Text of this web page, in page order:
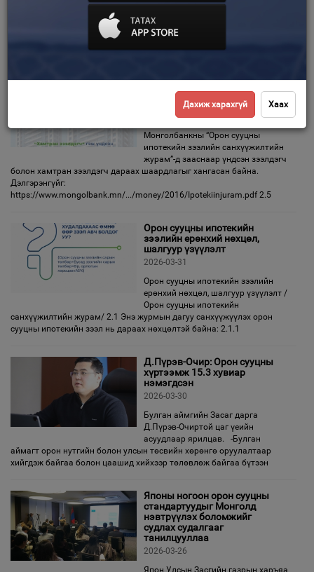
Улсын бүртгэлийг мэдүүлгийг
банкны салбарт бөглөнө Улсын бүртгэлийн нэгжид очиж бүртгэл
хийлгэх Санамж: Барьцаанаас чөлөөлөх
Үндсэн зээлдэгч болон
хамтран зээлдэгч дараах
шаардлагыг хангасан байна
2026-04-01
Монголбанкны “Орон сууцны
ипотекийн зээлийн санхүүжилтийн
журам”-д зааснаар үндсэн зээлдэгч
болон хамтран зээлдэгч дараах шаардлагыг хангасан байна.
Дэлгэрэнгүйг:
https://www.mongolbank.mn/.../money/2016/Ipotekiinjuram.pdf 2.5
Орон сууцны ипотекийн
зээлийн ерөнхий нөхцөл,
шалгуур үзүүлэлт
2026-03-31
Орон сууцны ипотекийн зээлийн
ерөнхий нөхцөл, шалгуур үзүүлэлт /
Орон сууцны ипотекийн
санхүүжилтийн журам/ 2.1 Энэ журмын дагуу санхүүжүүлэх орон
сууцны ипотекийн зээл нь дараах нөхцөлтэй байна: 2.1.1
Д.Пүрэв-Очир: Орон сууцны
хүртээмж 15.3 хувиар
нэмэгдсэн
2026-03-30
Булган аймгийн Засаг дарга
Д.Пүрэв-Очиртой цаг үеийн
асуудлаар ярилцав. -Булган
аймагт орон нутгийн болон улсын төсвийн хөрөнгө оруулалтаар
хийгдэж байгаа болон цаашид хийхээр төлөвлөж байгаа бүтээн
Японы ногоон орон сууцны
стандартуудыг Монголд
нэвтрүүлэх боломжийг
судлах судалгааг
танилцууллаа
2026-03-26
Япон Улсын Засгийн газрын харъяа
Дахиж харахгүй Хаах